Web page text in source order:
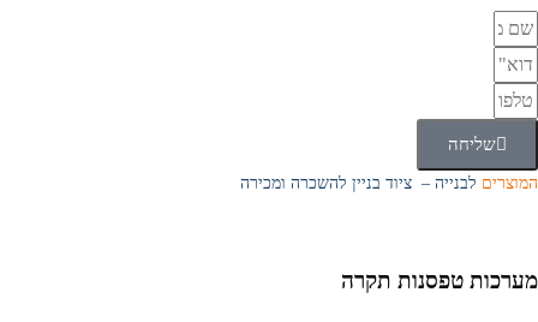
שליחה
המוצרים לבנייה – ציוד בניין להשכרה ומכירה
מערכות טפסנות תקרה